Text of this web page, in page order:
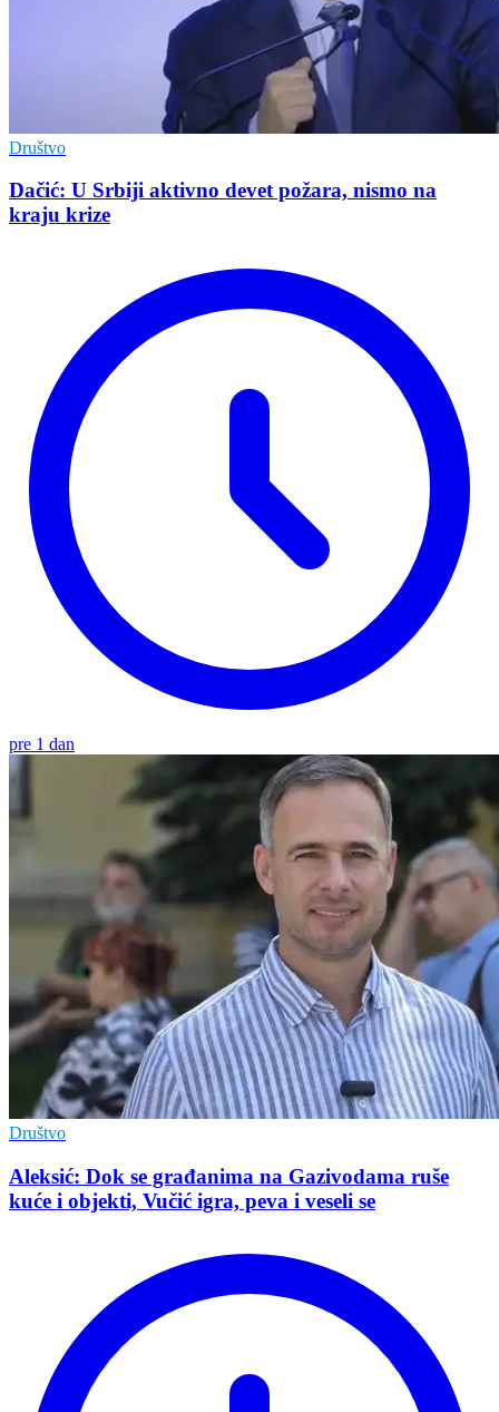
Društvo
Dačić: U Srbiji aktivno devet požara, nismo na
kraju krize
pre 1 dan
Društvo
Aleksić: Dok se građanima na Gazivodama ruše
kuće i objekti, Vučić igra, peva i veseli se